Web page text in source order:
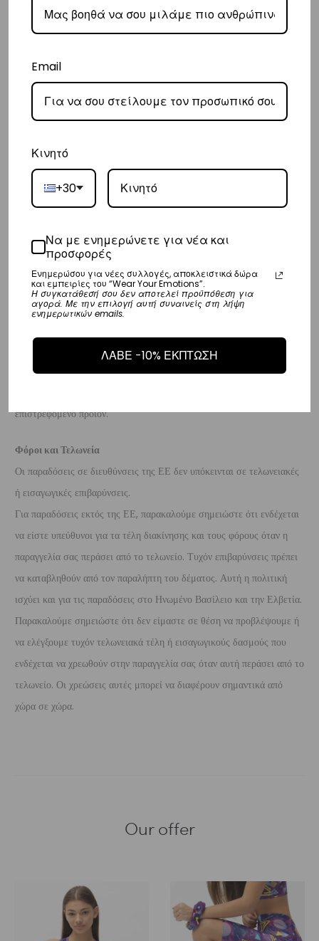
παράδοσή σας.
ημέρες.
– Τα έξοδα αποστολής για όλο τον υπόλοιπο κόσμο είναι στα€35
παράδοσή σας.
– Οι χρόνοι παράδοσης κυμαίνονται συνήθως από 3-10 εργάσιμες
ημέρες.
Επιστροφές
Επιστροφές είναι δεκτές εντός 14 ημερών από την ημερομηνία αγοράς
του προϊόντος χωρίς να έχετε την υποχρέωση να αναφέρετε τους
λόγους της επιστροφής, υπό την προϋπόθεση ότι η συσκευασία και το
επιβαρύνουν τον πελάτη . Τα χρήματα θα αποσταλούν σε ένα
τραπεζικό λογαριασμό (Εθνικής, Alpha, Πειραιώς ή Eurobank) που
επιστρεφόμενο προϊόν.
Φόροι και Τελωνεία
Οι παραδόσεις σε διευθύνσεις της ΕΕ δεν υπόκεινται σε τελωνειακές
ή εισαγωγικές επιβαρύνσεις.
Για παραδόσεις εκτός της ΕΕ, παρακαλούμε σημειώστε ότι ενδέχεται
να είστε υπεύθυνοι για τα τέλη διακίνησης και τους φόρους όταν η
παραγγελία σας περάσει από το τελωνείο. Τυχόν επιβαρύνσεις πρέπει
να καταβληθούν από τον παραλήπτη του δέματος. Αυτή η πολιτική
ισχύει και για τις παραδόσεις στο Ηνωμένο Βασίλειο και την Ελβετία.
Παρακαλούμε σημειώστε ότι δεν είμαστε σε θέση να προβλέψουμε ή
να ελέγξουμε τυχόν τελωνειακά τέλη ή εισαγωγικούς δασμούς που
ενδέχεται να χρεωθούν στην παραγγελία σας όταν αυτή περάσει από το
τελωνείο. Οι χρεώσεις αυτές μπορεί να διαφέρουν σημαντικά από
χώρα σε χώρα.
Our offer
Email
Κινητό
+30
Να με ενημερώνετε για νέα και
προσφορές
Ενημερώσου για νέες συλλογές, αποκλειστικά δώρα
και εμπειρίες του “Wear Your Emotions”.
Η συγκατάθεσή σου δεν αποτελεί προϋπόθεση για
αγορά. Με την επιλογή αυτή συναινείς στη λήψη
ενημερωτικών emails.
ΛΑΒΕ -10% ΕΚΠΤΩΣΗ